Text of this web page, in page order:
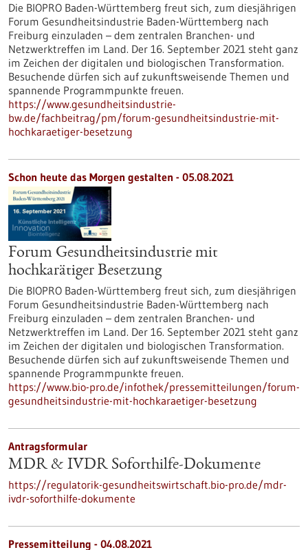
Die BIOPRO Baden-Württemberg freut sich, zum diesjährigen
Forum Gesundheitsindustrie Baden-Württemberg nach
Freiburg einzuladen – dem zentralen Branchen- und
Netzwerktreffen im Land. Der 16. September 2021 steht ganz
im Zeichen der digitalen und biologischen Transformation.
Besuchende dürfen sich auf zukunftsweisende Themen und
spannende Programmpunkte freuen.
https://www.gesundheitsindustrie-
bw.de/fachbeitrag/pm/forum-gesundheitsindustrie-mit-
hochkaraetiger-besetzung
Schon heute das Morgen gestalten - 05.08.2021
Forum Gesundheitsindustrie mit
hochkarätiger Besetzung
Die BIOPRO Baden-Württemberg freut sich, zum diesjährigen
Forum Gesundheitsindustrie Baden-Württemberg nach
Freiburg einzuladen – dem zentralen Branchen- und
Netzwerktreffen im Land. Der 16. September 2021 steht ganz
im Zeichen der digitalen und biologischen Transformation.
Besuchende dürfen sich auf zukunftsweisende Themen und
spannende Programmpunkte freuen.
https://www.bio-pro.de/infothek/pressemitteilungen/forum-
gesundheitsindustrie-mit-hochkaraetiger-besetzung
Antragsformular
MDR & IVDR Soforthilfe-Dokumente
https://regulatorik-gesundheitswirtschaft.bio-pro.de/mdr-
ivdr-soforthilfe-dokumente
Pressemitteilung - 04.08.2021